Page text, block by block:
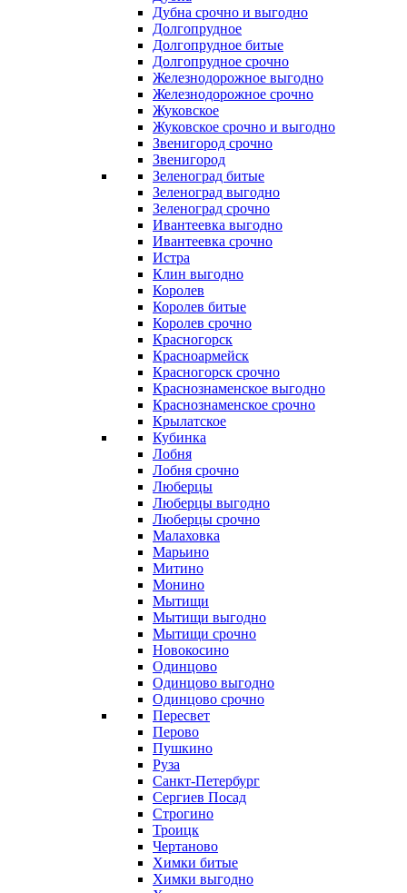
Дубна срочно и выгодно
Долгопрудное
Долгопрудное битые
Долгопрудное срочно
Железнодорожное выгодно
Железнодорожное срочно
Жуковское
Жуковское срочно и выгодно
Звенигород срочно
Звенигород
Зеленоград битые
Зеленоград выгодно
Зеленоград срочно
Ивантеевка выгодно
Ивантеевка срочно
Истра
Клин выгодно
Королев
Королев битые
Королев срочно
Красногорск
Красноармейск
Красногорск срочно
Краснознаменское выгодно
Краснознаменское срочно
Крылатское
Кубинка
Лобня
Лобня срочно
Люберцы
Люберцы выгодно
Люберцы срочно
Малаховка
Марьино
Митино
Монино
Мытищи
Мытищи выгодно
Мытищи срочно
Новокосино
Одинцово
Одинцово выгодно
Одинцово срочно
Пересвет
Перово
Пушкино
Руза
Санкт-Петербург
Сергиев Посад
Строгино
Троицк
Чертаново
Химки битые
Химки выгодно